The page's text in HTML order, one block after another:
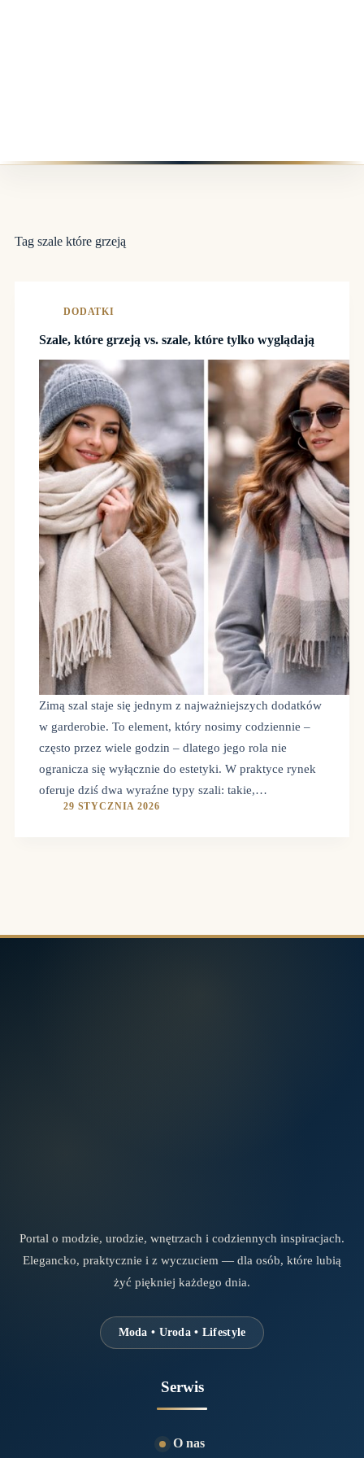
Tag szale które grzeją
DODATKI
Szale, które grzeją vs. szale, które tylko wyglądają
Zimą szal staje się jednym z najważniejszych dodatków
w garderobie. To element, który nosimy codziennie –
często przez wiele godzin – dlatego jego rola nie
ogranicza się wyłącznie do estetyki. W praktyce rynek
oferuje dziś dwa wyraźne typy szali: takie,…
29 STYCZNIA 2026
Portal o modzie, urodzie, wnętrzach i codziennych inspiracjach.
Elegancko, praktycznie i z wyczuciem — dla osób, które lubią
żyć piękniej każdego dnia.
Moda • Uroda • Lifestyle
Serwis
O nas